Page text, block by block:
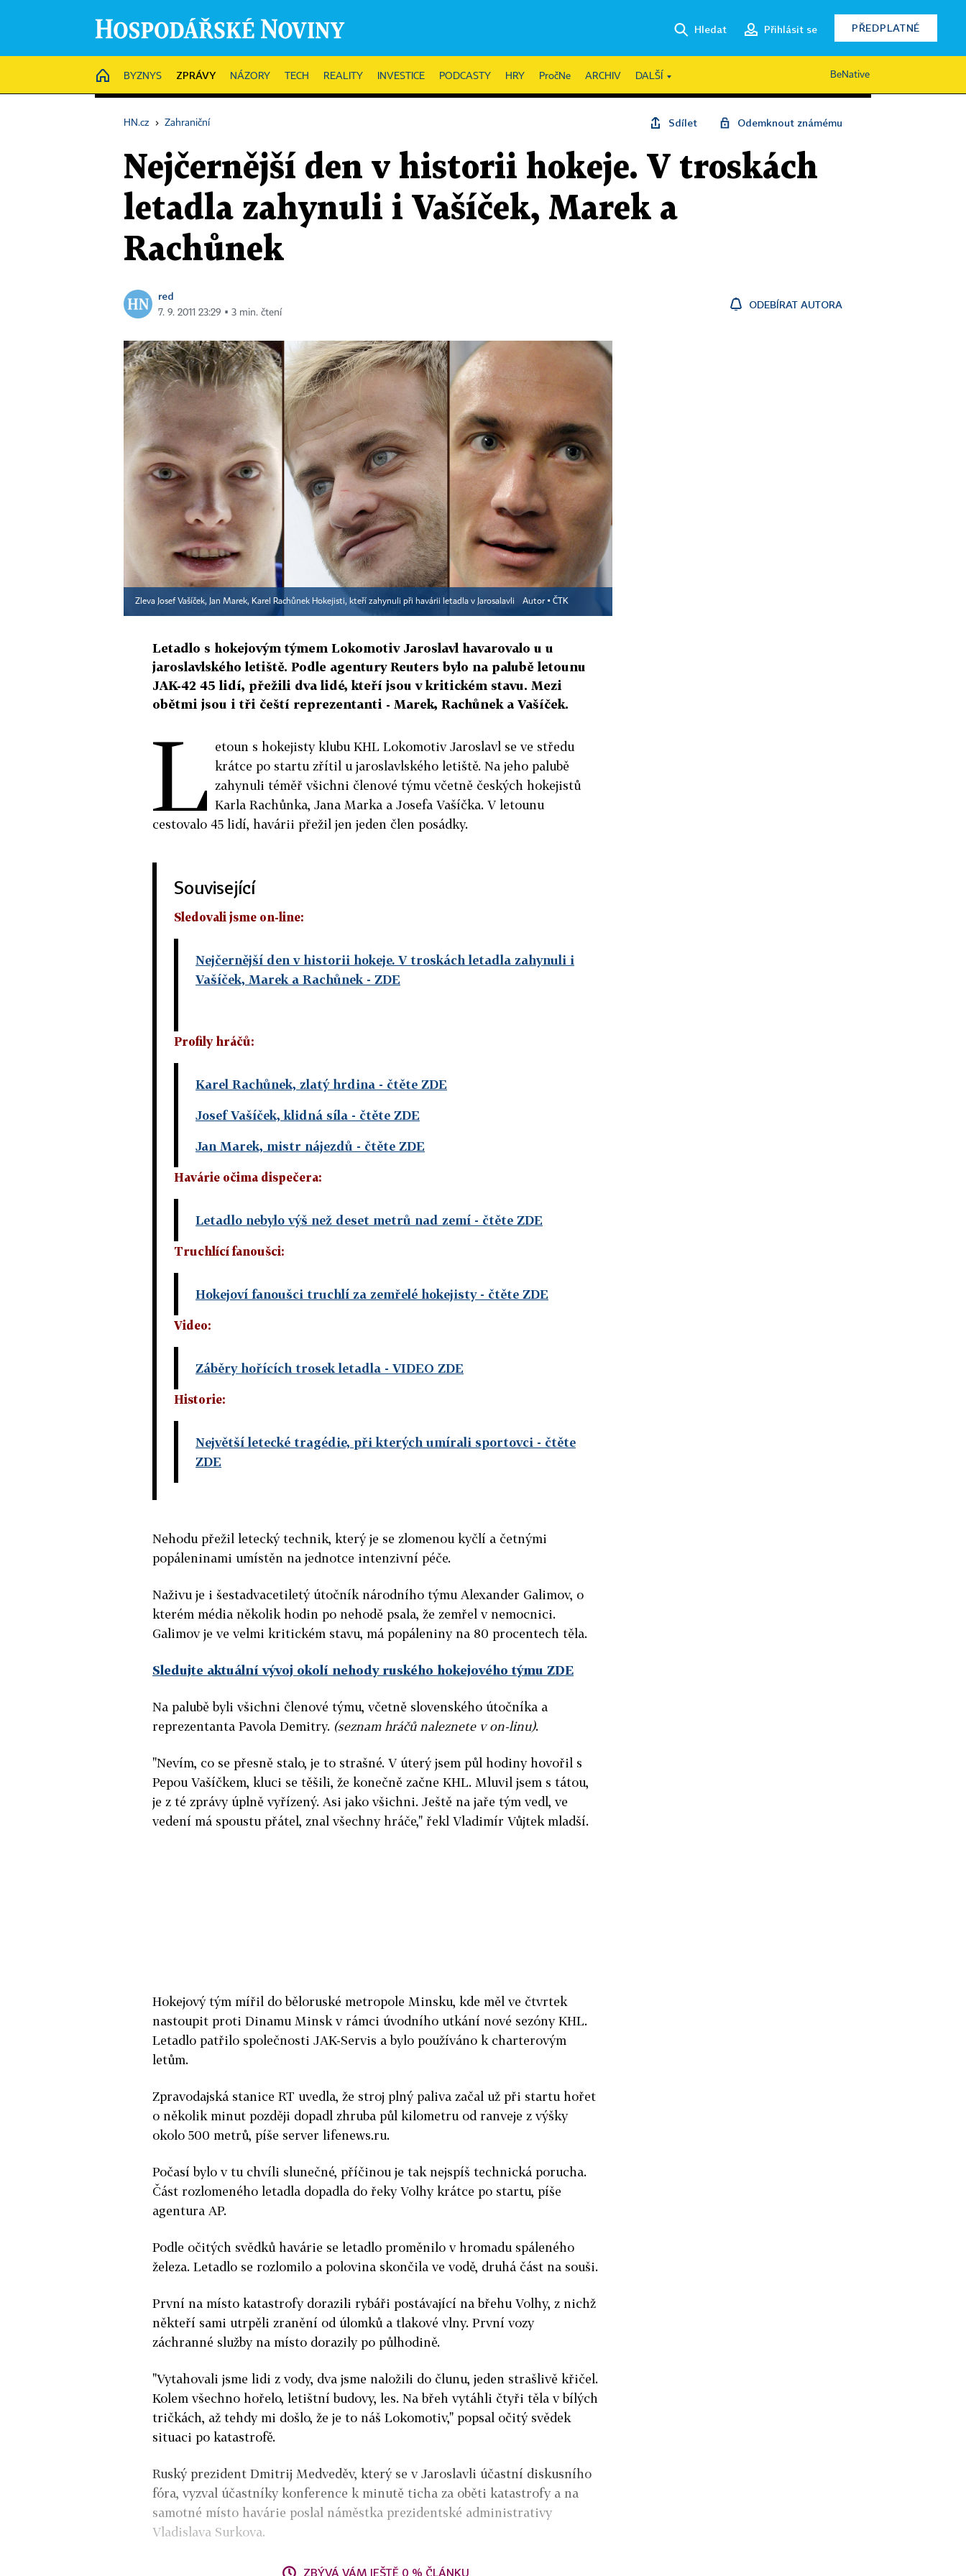
Hledat Přihlásit se PŘEDPLATNÉ
HOME
BYZNYS ZPRÁVY NÁZORY TECH REALITY INVESTICE PODCASTY HRY PročNe ARCHIV DALŠÍ BeNative
HN.cz › Zahraniční Sdílet Odemknout známému
Nejčernější den v historii hokeje. V troskách
letadla zahynuli i Vašíček, Marek a
Rachůnek
red
7. 9. 2011 23:29 ▪ 3 min. čtení
ODEBÍRAT AUTORA
Zleva Josef Vašíček, Jan Marek, Karel Rachůnek Hokejisti, kteří zahynuli při havárii letadla v Jarosalavli Autor ▪ ČTK
Letadlo s hokejovým týmem Lokomotiv Jaroslavl havarovalo u u
jaroslavlského letiště. Podle agentury Reuters bylo na palubě letounu
JAK-42 45 lidí, přežili dva lidé, kteří jsou v kritickém stavu. Mezi
obětmi jsou i tři čeští reprezentanti - Marek, Rachůnek a Vašíček.
L etoun s hokejisty klubu KHL Lokomotiv Jaroslavl se ve středu
krátce po startu zřítil u jaroslavlského letiště. Na jeho palubě
zahynuli téměř všichni členové týmu včetně českých hokejistů
Karla Rachůnka, Jana Marka a Josefa Vašíčka. V letounu
cestovalo 45 lidí, havárii přežil jen jeden člen posádky.
Související
Sledovali jsme on-line:
Nejčernější den v historii hokeje. V troskách letadla zahynuli i
Vašíček, Marek a Rachůnek - ZDE
Profily hráčů:
Karel Rachůnek, zlatý hrdina - čtěte ZDE
Josef Vašíček, klidná síla - čtěte ZDE
Jan Marek, mistr nájezdů - čtěte ZDE
Havárie očima dispečera:
Letadlo nebylo výš než deset metrů nad zemí - čtěte ZDE
Truchlící fanoušci:
Hokejoví fanoušci truchlí za zemřelé hokejisty- čtěte ZDE
Video:
Záběry hořících trosek letadla - VIDEO ZDE
Historie:
Největší letecké tragédie, při kterých umírali sportovci - čtěte
ZDE
Nehodu přežil letecký technik, který je se zlomenou kyčlí a četnými
popáleninami umístěn na jednotce intenzivní péče.
Naživu je i šestadvacetiletý útočník národního týmu Alexander Galimov, o
kterém média několik hodin po nehodě psala, že zemřel v nemocnici.
Galimov je ve velmi kritickém stavu, má popáleniny na 80 procentech těla.
Sledujte aktuální vývoj okolí nehody ruského hokejového týmu ZDE
Na palubě byli všichni členové týmu, včetně slovenského útočníka a
reprezentanta Pavola Demitry. (seznam hráčů naleznete v on-linu).
"Nevím, co se přesně stalo, je to strašné. V úterý jsem půl hodiny hovořil s
Pepou Vašíčkem, kluci se těšili, že konečně začne KHL. Mluvil jsem s tátou,
je z té zprávy úplně vyřízený. Asi jako všichni. Ještě na jaře tým vedl, ve
vedení má spoustu přátel, znal všechny hráče," řekl Vladimír Vůjtek mladší.
Hokejový tým mířil do běloruské metropole Minsku, kde měl ve čtvrtek
nastoupit proti Dinamu Minsk v rámci úvodního utkání nové sezóny KHL.
Letadlo patřilo společnosti JAK-Servis a bylo používáno k charterovým
letům.
Zpravodajská stanice RT uvedla, že stroj plný paliva začal už při startu hořet
o několik minut později dopadl zhruba půl kilometru od ranveje z výšky
okolo 500 metrů, píše server lifenews.ru.
Počasí bylo v tu chvíli slunečné, příčinou je tak nejspíš technická porucha.
Část rozlomeného letadla dopadla do řeky Volhy krátce po startu, píše
agentura AP.
Podle očitých svědků havárie se letadlo proměnilo v hromadu spáleného
železa. Letadlo se rozlomilo a polovina skončila ve vodě, druhá část na souši.
První na místo katastrofy dorazili rybáři postávající na břehu Volhy, z nichž
někteří sami utrpěli zranění od úlomků a tlakové vlny. První vozy
záchranné služby na místo dorazily po půlhodině.
"Vytahovali jsme lidi z vody, dva jsme naložili do člunu, jeden strašlivě křičel.
Kolem všechno hořelo, letištní budovy, les. Na břeh vytáhli čtyři těla v bílých
tričkách, až tehdy mi došlo, že je to náš Lokomotiv," popsal očitý svědek
situaci po katastrofě.
Ruský prezident Dmitrij Medveděv, který se v Jaroslavli účastní diskusního
fóra, vyzval účastníky konference k minutě ticha za oběti katastrofy a na
samotné místo havárie poslal náměstka prezidentské administrativy
Vladislava Surkova.
ZBÝVÁ VÁM JEŠTĚ 0 % ČLÁNKU